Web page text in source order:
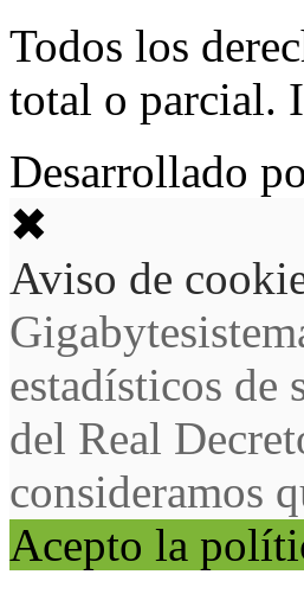
Todos los
total o parcial.
Desarrollado
✖
Aviso de
estadísticos de
del Real
consideramos
Acepto la